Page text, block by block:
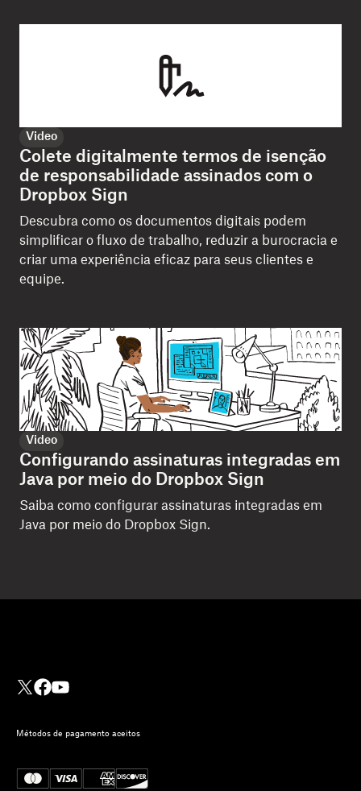
Video
Colete digitalmente termos de isenção
de responsabilidade assinados com o
Dropbox Sign
Descubra como os documentos digitais podem
simplificar o fluxo de trabalho, reduzir a burocracia e
criar uma experiência eficaz para seus clientes e
equipe.
Video
Configurando assinaturas integradas em
Java por meio do Dropbox Sign
Saiba como configurar assinaturas integradas em
Java por meio do Dropbox Sign.
Métodos de pagamento aceitos